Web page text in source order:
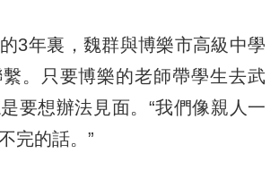
年裏，魏群與博樂市高級中學
。只要博樂的老師帶學生去武
要想辦法見面。“我們像親人一
完的話。”